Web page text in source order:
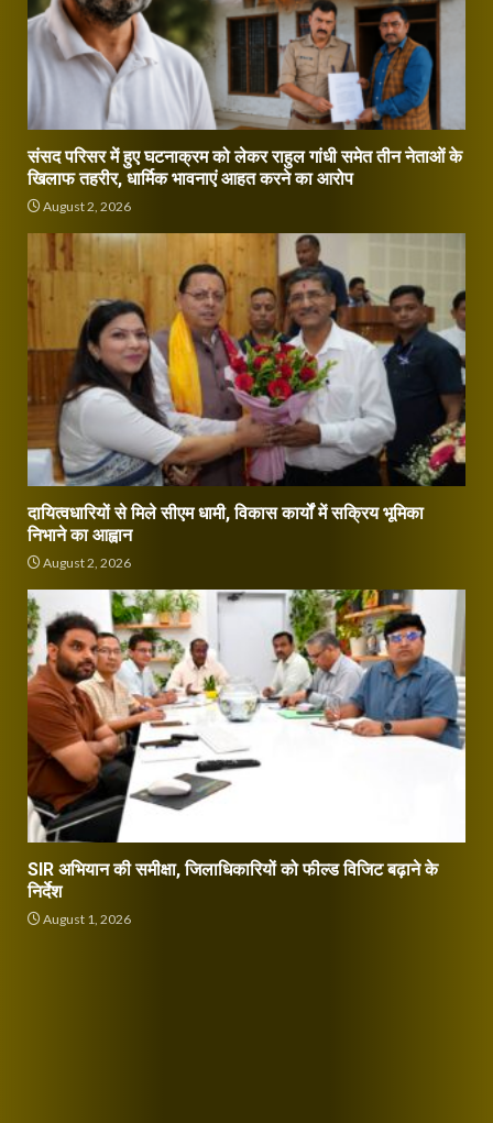
संसद परिसर में हुए घटनाक्रम को लेकर राहुल गांधी समेत तीन नेताओं के
खिलाफ तहरीर, धार्मिक भावनाएं आहत करने का आरोप
August 2, 2026
दायित्वधारियों से मिले सीएम धामी, विकास कार्यों में सक्रिय भूमिका
निभाने का आह्वान
August 2, 2026
SIR अभियान की समीक्षा, जिलाधिकारियों को फील्ड विजिट बढ़ाने के
निर्देश
August 1, 2026